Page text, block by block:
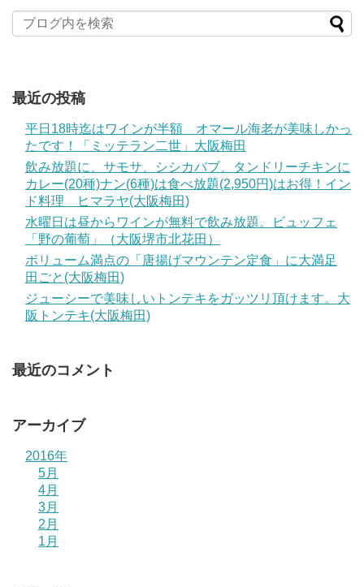
最近の投稿
平日18時迄はワインが半額 オマール海老が美味しかっ
たです！「ミッテラン二世」大阪梅田
飲み放題に、サモサ、シシカバブ、タンドリーチキンに
カレー(20種)ナン(6種)は食べ放題(2,950円)はお得！イン
ド料理 ヒマラヤ(大阪梅田)
水曜日は昼からワインが無料で飲み放題。ビュッフェ
「野の葡萄」（大阪堺市北花田）
ボリューム満点の「唐揚げマウンテン定食」に大満足
田ごと(大阪梅田)
ジューシーで美味しいトンテキをガッツリ頂けます。大
阪トンテキ(大阪梅田)
最近のコメント
アーカイブ
2016年
5月
4月
3月
2月
1月